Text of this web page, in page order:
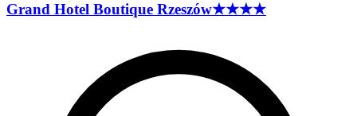
Grand Hotel Boutique Rzeszów★★★★